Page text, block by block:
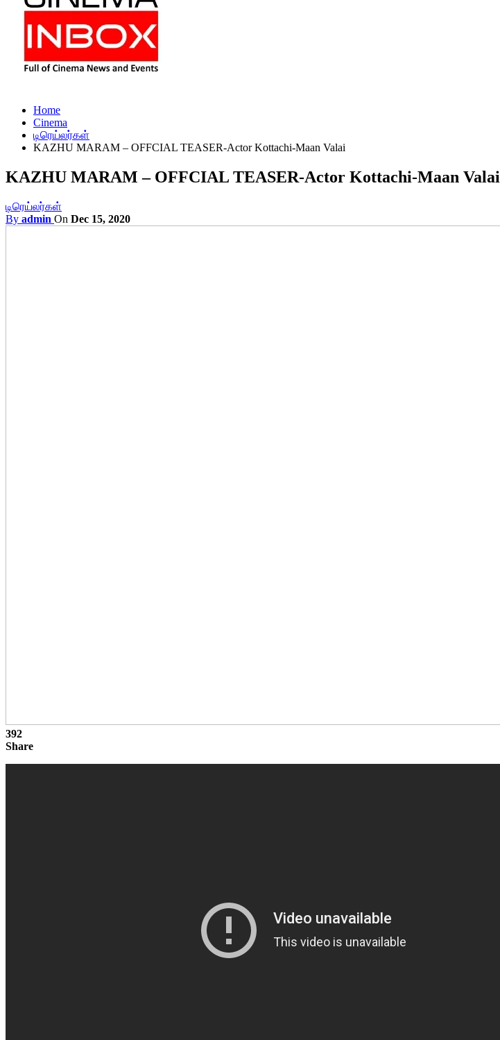
Home
Cinema
டிரெய்லர்கள்
KAZHU MARAM – OFFCIAL TEASER-Actor Kottachi-Maan Valai
KAZHU MARAM – OFFCIAL TEASER-Actor Kottachi-Maan Valai
டிரெய்லர்கள்
By admin On Dec 15, 2020
392
Share